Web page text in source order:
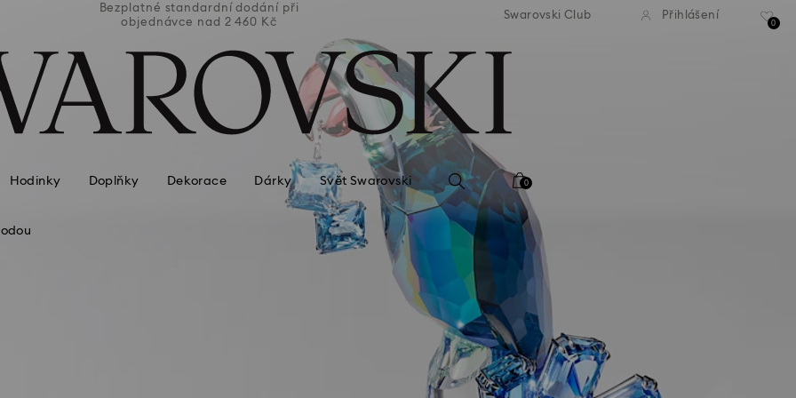
Bezplatné standardní dodání při
objednávce nad 2 460 Kč
Bezplatné standardní dodání při
objednávce nad 2 460 Kč
Bezplatné standardní
objednávce nad 2 460
Swarovski Club Přihlášení
0
Hodinky Doplňky Dekorace Dárky Svět Swarovski 0